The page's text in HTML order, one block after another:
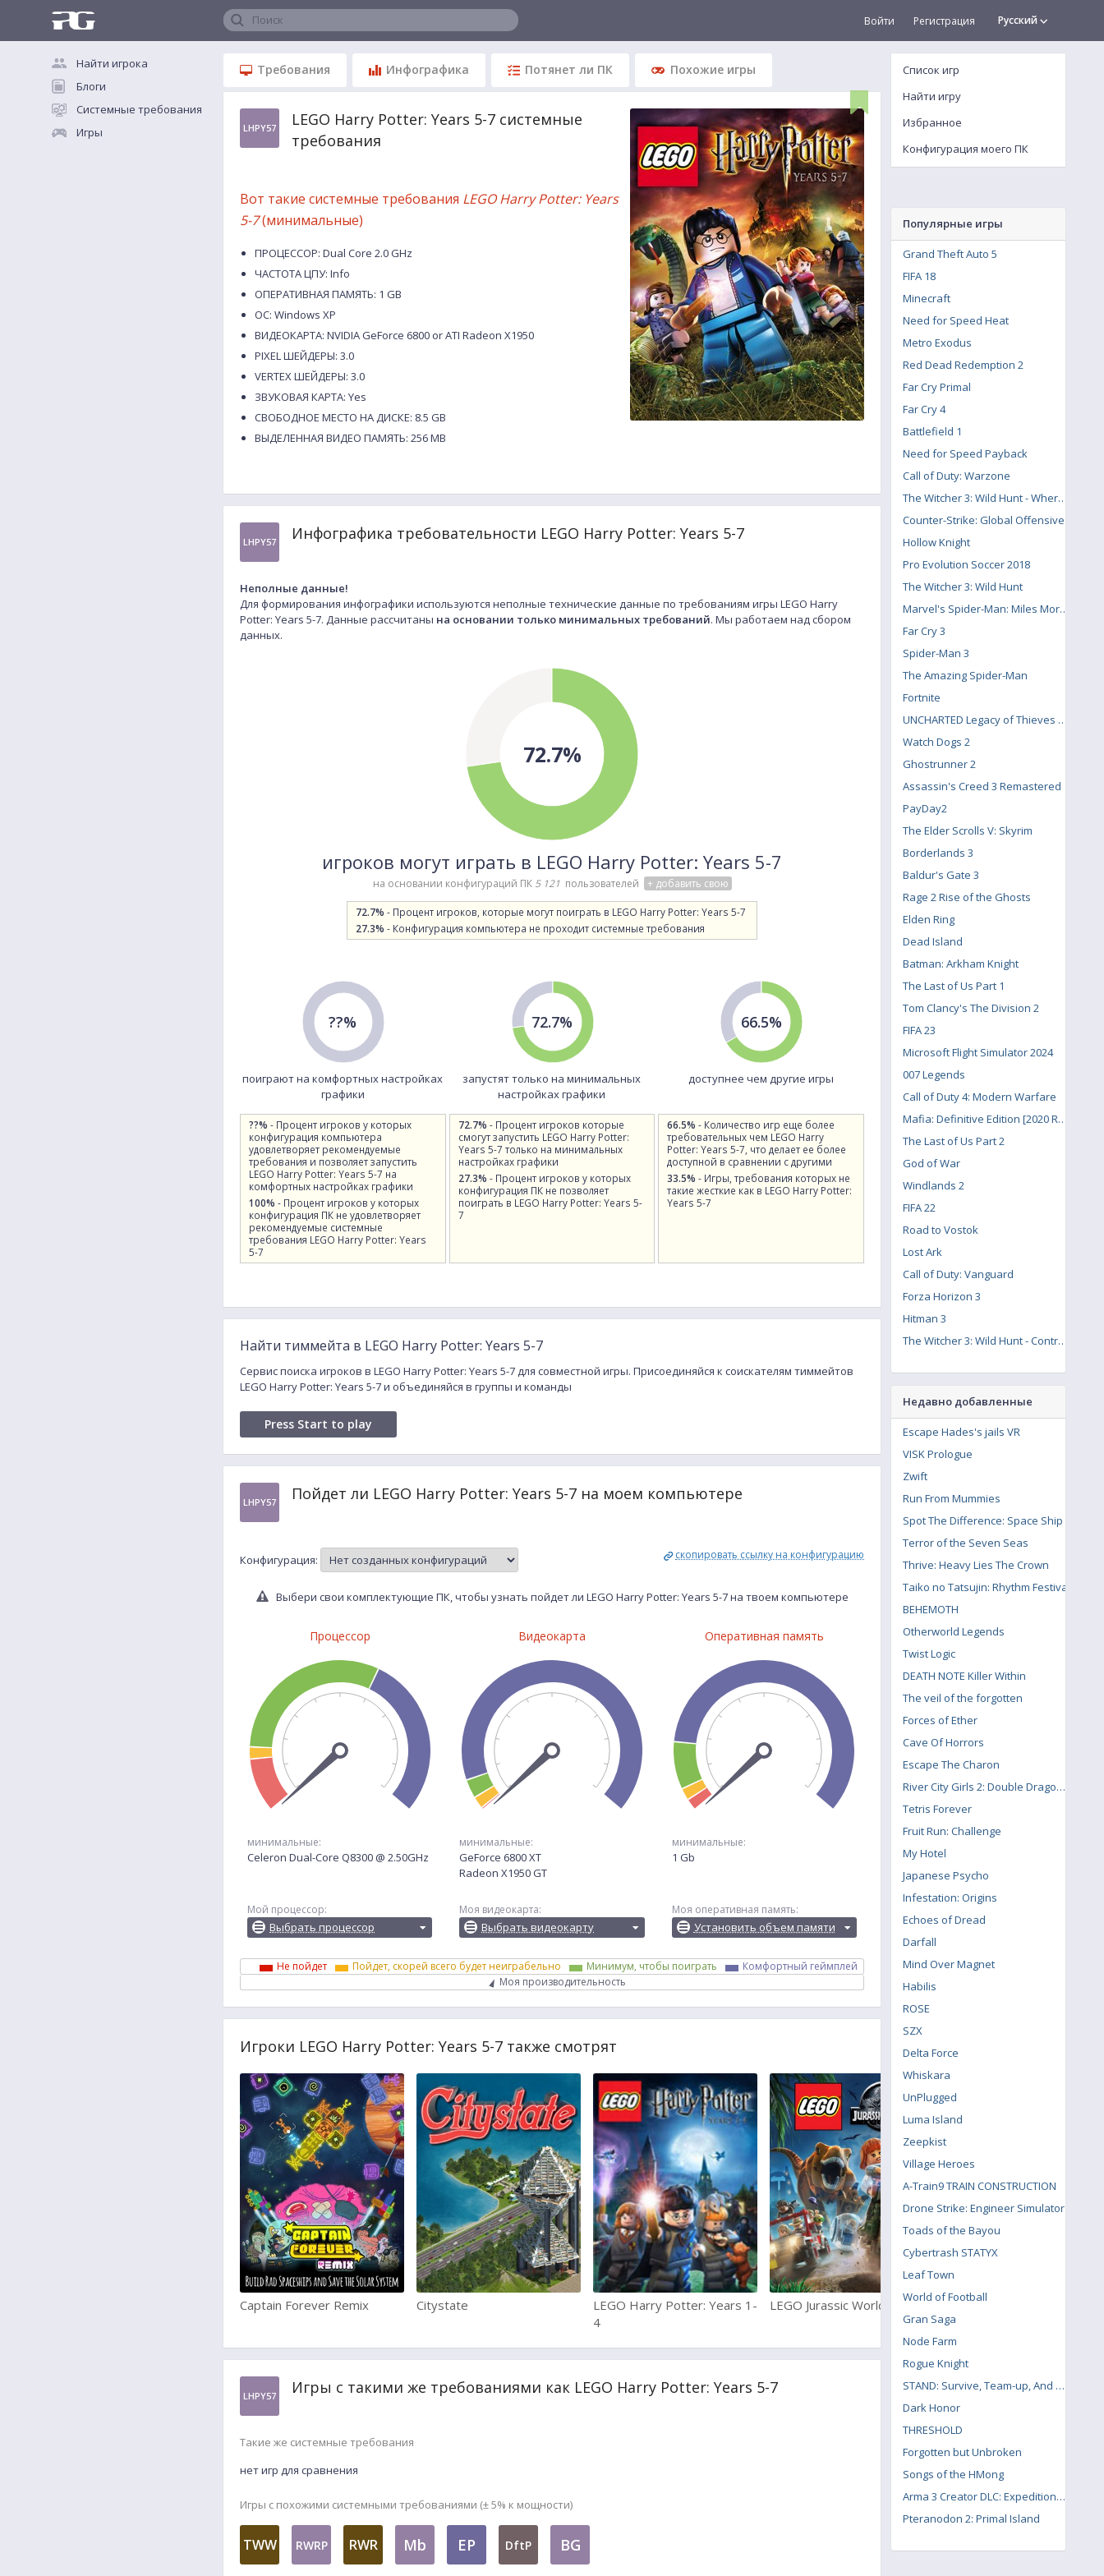
Поиск Русский
Войти Регистрация
Найти игрока
Блоги
Системные требования
Игры
Требования Инфографика Потянет ли ПК Похожие игры
LHPY57
LEGO Harry Potter: Years 5-7 системные
требования
Вот такие системные требования LEGO Harry Potter: Years
5-7(минимальные)
ПРОЦЕССОР: Dual Core 2.0 GHz
ЧАСТОТА ЦПУ: Info
ОПЕРАТИВНАЯ ПАМЯТЬ: 1 GB
ОС: Windows XP
ВИДЕОКАРТА: NVIDIA GeForce 6800 or ATI Radeon X1950
PIXEL ШЕЙДЕРЫ: 3.0
VERTEX ШЕЙДЕРЫ: 3.0
ЗВУКОВАЯ КАРТА: Yes
СВОБОДНОЕ МЕСТО НА ДИСКЕ: 8.5 GB
ВЫДЕЛЕННАЯ ВИДЕО ПАМЯТЬ: 256 MB
LHPY57 Инфографика требовательности LEGO Harry Potter: Years 5-7
Неполные данные!
Для формирования инфографики используются неполные технические данные по требованиям игры LEGO Harry
Potter: Years 5-7. Данные рассчитаны на основании только минимальных требований. Мы работаем над сбором
данных.
72.7%
игроков могут играть в LEGO Harry Potter: Years 5-7
на основании конфигураций ПК 5 121 пользователей + добавить свою
72.7% - Процент игроков, которые могут поиграть в LEGO Harry Potter: Years 5-7
27.3% - Конфигурация компьютера не проходит системные требования
??%
поиграют на комфортных настройках
графики
??% - Процент игроков у которых
конфигурация компьютера
удовлетворяет рекомендуемые
требования и позволяет запустить
LEGO Harry Potter: Years 5-7 на
комфортных настройках графики
100% - Процент игроков у которых
конфигурация ПК не удовлетворяет
рекомендуемые системные
требования LEGO Harry Potter: Years
5-7
72.7%
запустят только на минимальных
настройках графики
72.7% - Процент игроков которые
смогут запустить LEGO Harry Potter:
Years 5-7 только на минимальных
настройках графики
27.3% - Процент игроков у которых
конфигурация ПК не позволяет
поиграть в LEGO Harry Potter: Years 5-
7
66.5%
доступнее чем другие игры
66.5% - Количество игр еще более
требовательных чем LEGO Harry
Potter: Years 5-7, что делает ее более
доступной в сравнении с другими
33.5% - Игры, требования которых не
такие жесткие как в LEGO Harry Potter:
Years 5-7
Найти тиммейта в LEGO Harry Potter: Years 5-7
Сервис поиска игроков в LEGO Harry Potter: Years 5-7 для совместной игры. Присоединяйся к соискателям тиммейтов
LEGO Harry Potter: Years 5-7 и объединяйся в группы и команды
Press Start to play
LHPY57 Пойдет ли LEGO Harry Potter: Years 5-7 на моем компьютере
Конфигурация: скопировать ссылку на конфигурацию
Выбери свои комплектующие ПК, чтобы узнать пойдет ли LEGO Harry Potter: Years 5-7 на твоем компьютере
Процессор
минимальные:
Celeron Dual-Core Q8300 @ 2.50GHz
Мой процессор:
Выбрать процессор
Видеокарта
минимальные:
GeForce 6800 XT
Radeon X1950 GT
Моя видеокарта:
Выбрать видеокарту
Оперативная память
минимальные:
1 Gb
Моя оперативная память:
Установить объем памяти
Не пойдет Пойдет, скорей всего будет неиграбельно Минимум, чтобы поиграть
Комфортный геймплей
Моя производительность
Игроки LEGO Harry Potter: Years 5-7 также смотрят
Captain Forever Remix Citystate
LEGO Harry Potter: Years 1-
4
LEGO Jurassic World
LEGO Marvel Super Heroes
2
LHPY57 Игры с такими же требованиями как LEGO Harry Potter: Years 5-7
Такие же системные требования
нет игр для сравнения
Игры с похожими системными требованиями (± 5% к мощности)
TWW RWRP RWR Mb EP DftP BG
Список игр
Найти игру
Избранное
Конфигурация моего ПК
Популярные игры
Grand Theft Auto 5
FIFA 18
Minecraft
Need for Speed Heat
Metro Exodus
Red Dead Redemption 2
Far Cry Primal
Far Cry 4
Battlefield 1
Need for Speed Payback
Call of Duty: Warzone
The Witcher 3: Wild Hunt - Where the Cat and Wolf Play
Counter-Strike: Global Offensive
Hollow Knight
Pro Evolution Soccer 2018
The Witcher 3: Wild Hunt
Marvel's Spider-Man: Miles Morales
Far Cry 3
Spider-Man 3
The Amazing Spider-Man
Fortnite
UNCHARTED Legacy of Thieves Collection
Watch Dogs 2
Ghostrunner 2
Assassin's Creed 3 Remastered
PayDay2
The Elder Scrolls V: Skyrim
Borderlands 3
Baldur's Gate 3
Rage 2 Rise of the Ghosts
Elden Ring
Dead Island
Batman: Arkham Knight
The Last of Us Part 1
Tom Clancy's The Division 2
FIFA 23
Microsoft Flight Simulator 2024
007 Legends
Call of Duty 4: Modern Warfare
Mafia: Definitive Edition [2020 Remake]
The Last of Us Part 2
God of War
Windlands 2
FIFA 22
Road to Vostok
Lost Ark
Call of Duty: Vanguard
Forza Horizon 3
Hitman 3
The Witcher 3: Wild Hunt - Contract: Missing Miners
Недавно добавленные
Escape Hades's jails VR
VISK Prologue
Zwift
Run From Mummies
Spot The Difference: Space Ship
Terror of the Seven Seas
Thrive: Heavy Lies The Crown
Taiko no Tatsujin: Rhythm Festival
BEHEMOTH
Otherworld Legends
Twist Logic
DEATH NOTE Killer Within
The veil of the forgotten
Forces of Ether
Cave Of Horrors
Escape The Charon
River City Girls 2: Double Dragon DLC
Tetris Forever
Fruit Run: Challenge
My Hotel
Japanese Psycho
Infestation: Origins
Echoes of Dread
Darfall
Mind Over Magnet
Habilis
ROSE
SZX
Delta Force
Whiskara
UnPlugged
Luma Island
Zeepkist
Village Heroes
A-Train9 TRAIN CONSTRUCTION
Drone Strike: Engineer Simulator
Toads of the Bayou
Cybertrash STATYX
Leaf Town
World of Football
Gran Saga
Node Farm
Rogue Knight
STAND: Survive, Team-up, And Never Die
Dark Honor
THRESHOLD
Forgotten but Unbroken
Songs of the HMong
Arma 3 Creator DLC: Expeditionary Forces
Pteranodon 2: Primal Island